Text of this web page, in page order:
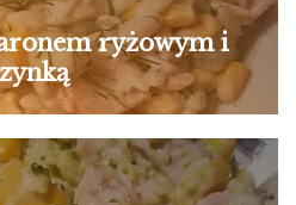
ryżowym i